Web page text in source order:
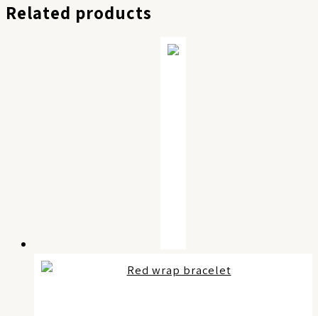
Related products